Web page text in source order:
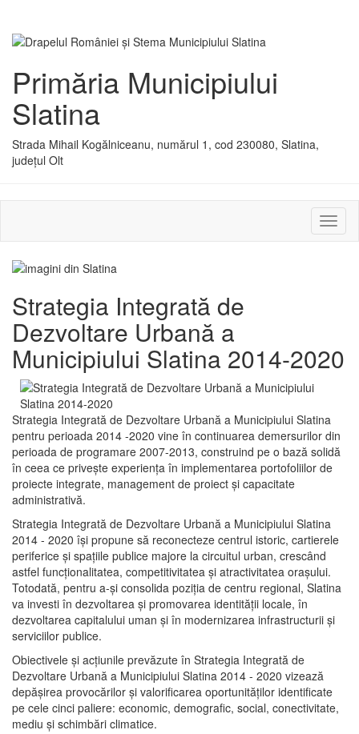
Primăria Municipiului
Slatina
Strada Mihail Kogălniceanu, numărul 1, cod 230080, Slatina,
județul Olt
sau
Strategia Integrată de
Dezvoltare Urbană a
Municipiului Slatina 2014-2020
Strategia Integrată de Dezvoltare Urbană a Municipiului Slatina
pentru perioada 2014 -2020 vine în continuarea demersurilor din
perioada de programare 2007-2013, construind pe o bază solidă
în ceea ce priveşte experienţa în implementarea portofoliilor de
proiecte integrate, management de proiect și capacitate
administrativă.
Strategia Integrată de Dezvoltare Urbană a Municipiului Slatina
2014 - 2020 își propune să reconecteze centrul istoric, cartierele
periferice şi spaţiile publice majore la circuitul urban, crescând
astfel funcţionalitatea, competitivitatea şi atractivitatea oraşului.
Totodată, pentru a-şi consolida poziţia de centru regional, Slatina
va investi în dezvoltarea şi promovarea identităţii locale, în
dezvoltarea capitalului uman şi în modernizarea infrastructurii şi
serviciilor publice.
Obiectivele şi acţiunile prevăzute în Strategia Integrată de
Dezvoltare Urbană a Municipiului Slatina 2014 - 2020 vizează
depășirea provocărilor şi valorificarea oportunităţilor identificate
pe cele cinci paliere: economic, demografic, social, conectivitate,
mediu şi schimbări climatice.